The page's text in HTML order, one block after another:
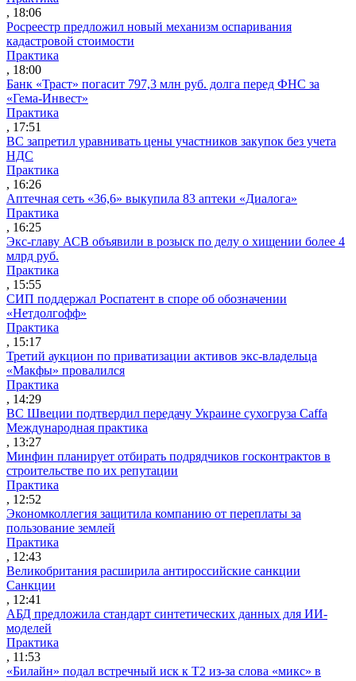
, 18:06
Росреестр предложил новый механизм оспаривания
кадастровой стоимости
Практика
, 18:00
Банк «Траст» погасит 797,3 млн руб. долга перед ФНС за
«Гема-Инвест»
Практика
, 17:51
ВС запретил уравнивать цены участников закупок без учета
НДС
Практика
, 16:26
Аптечная сеть «36,6» выкупила 83 аптеки «Диалога»
Практика
, 16:25
Экс-главу АСВ объявили в розыск по делу о хищении более 4
млрд руб.
Практика
, 15:55
СИП поддержал Роспатент в споре об обозначении
«Нетдолгофф»
Практика
, 15:17
Третий аукцион по приватизации активов экс-владельца
«Макфы» провалился
Практика
, 14:29
ВС Швеции подтвердил передачу Украине сухогруза Caffa
Международная практика
, 13:27
Минфин планирует отбирать подрядчиков госконтрактов в
строительстве по их репутации
Практика
, 12:52
Экономколлегия защитила компанию от переплаты за
пользование землей
Практика
, 12:43
Великобритания расширила антироссийские санкции
Санкции
, 12:41
АБД предложила стандарт синтетических данных для ИИ-
моделей
Практика
, 11:53
«Билайн» подал встречный иск к Т2 из-за слова «микс» в